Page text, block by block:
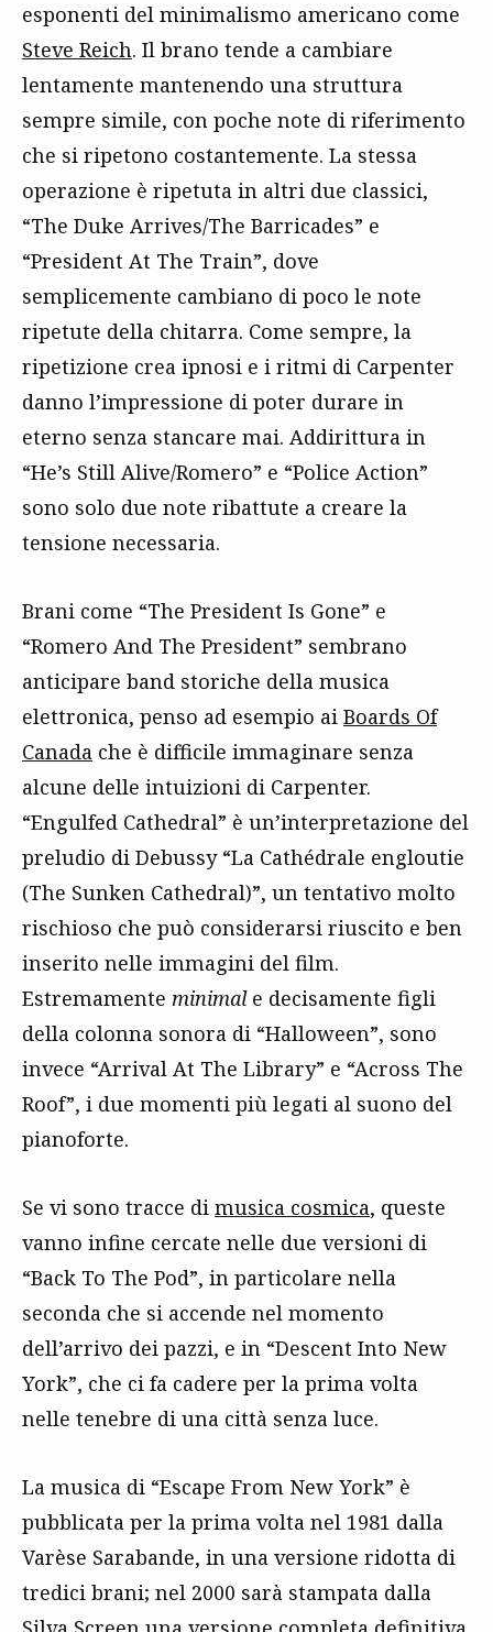
esponenti del minimalismo americano come
Steve Reich. Il brano tende a cambiare
lentamente mantenendo una struttura
sempre simile, con poche note di riferimento
che si ripetono costantemente. La stessa
operazione è ripetuta in altri due classici,
“The Duke Arrives/The Barricades” e
“President At The Train”, dove
semplicemente cambiano di poco le note
ripetute della chitarra. Come sempre, la
ripetizione crea ipnosi e i ritmi di Carpenter
danno l’impressione di poter durare in
eterno senza stancare mai. Addirittura in
“He’s Still Alive/Romero” e “Police Action”
sono solo due note ribattute a creare la
tensione necessaria.
Brani come “The President Is Gone” e
“Romero And The President” sembrano
anticipare band storiche della musica
elettronica, penso ad esempio ai Boards Of
Canada che è difficile immaginare senza
alcune delle intuizioni di Carpenter.
“Engulfed Cathedral” è un’interpretazione del
preludio di Debussy “La Cathédrale engloutie
(The Sunken Cathedral)”, un tentativo molto
rischioso che può considerarsi riuscito e ben
inserito nelle immagini del film.
Estremamente minimale decisamente figli
della colonna sonora di “Halloween”, sono
invece “Arrival At The Library” e “Across The
Roof”, i due momenti più legati al suono del
pianoforte.
Se vi sono tracce di musica cosmica, queste
vanno infine cercate nelle due versioni di
“Back To The Pod”, in particolare nella
seconda che si accende nel momento
dell’arrivo dei pazzi, e in “Descent Into New
York”, che ci fa cadere per la prima volta
nelle tenebre di una città senza luce.
La musica di “Escape From New York” è
pubblicata per la prima volta nel 1981 dalla
Varèse Sarabande, in una versione ridotta di
tredici brani; nel 2000 sarà stampata dalla